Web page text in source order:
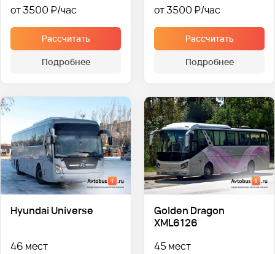
от 3500 ₽
Рассчитать
Подробнее
от 3500 ₽
Рассчитать
Подробнее
Hyundai Universe
46 мест
Golden Dragon
XML6126
45 мест